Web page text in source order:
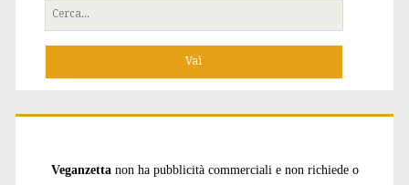
Cerca
per:
Veganzetta non ha pubblicità commerciali e non richiede o